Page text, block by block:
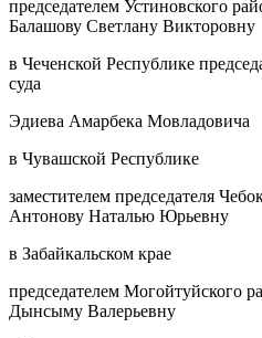
председателем Устиновского
Балашову Светлану Викторовну
в Чеченской Республике
суда
Эдиева Амарбека Мовладовича
в Чувашской Республике
заместителем председателя
Антонову Наталью Юрьевну
в Забайкальском крае
председателем Могойтуйского
Дынсыму Валерьевну